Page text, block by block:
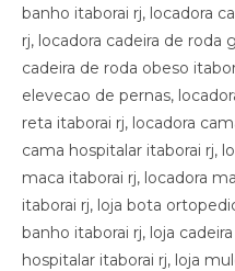
banho itaborai rj, locadora
rj, locadora cadeira de roda
cadeira de roda obeso
elevecao de pernas,
reta itaborai rj, locadora
cama hospitalar itaborai rj,
maca itaborai rj, locadora
itaborai rj, loja bota
banho itaborai rj, loja
hospitalar itaborai rj, loja